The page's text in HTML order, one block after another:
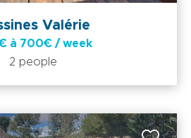
Valérie
à 700€ / week
2 people